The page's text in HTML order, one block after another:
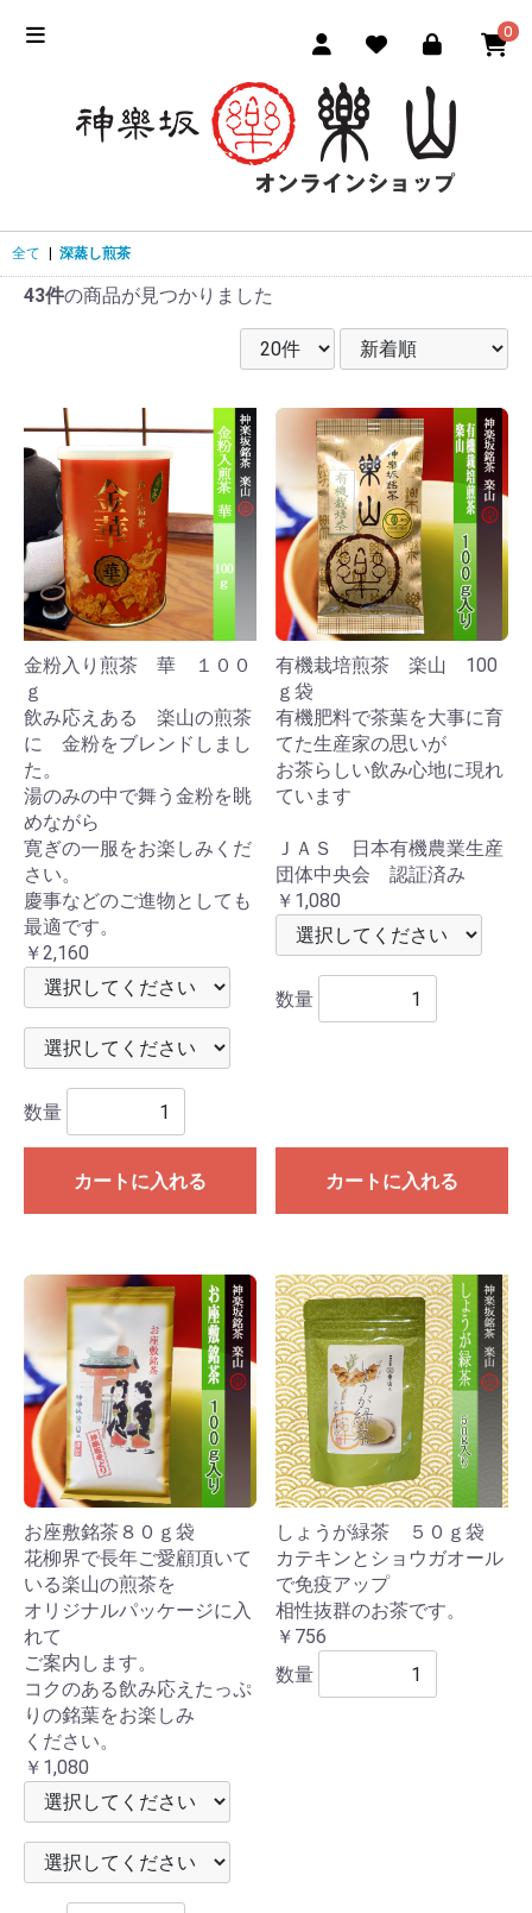
0
全て 深蒸し煎茶
43件の商品が見つかりました
金粉入り煎茶 華 １００
ｇ
飲み応えある 楽山の煎茶
に 金粉をブレンドしまし
た。
湯のみの中で舞う金粉を眺
めながら
寛ぎの一服をお楽しみくだ
さい。
慶事などのご進物としても
最適です。
￥2,160
数量
カートに入れる
有機栽培煎茶 楽山 100
ｇ袋
有機肥料で茶葉を大事に育
てた生産家の思いが
お茶らしい飲み心地に現れ
ています
ＪＡＳ 日本有機農業生産
団体中央会 認証済み
￥1,080
数量
カートに入れる
お座敷銘茶８０ｇ袋
花柳界で長年ご愛顧頂いて
いる楽山の煎茶を
オリジナルパッケージに入
れて
ご案内します。
コクのある飲み応えたっぷ
りの銘葉をお楽しみ
ください。
￥1,080
しょうが緑茶 ５０ｇ袋
カテキンとショウガオール
で免疫アップ
相性抜群のお茶です。
￥756
数量